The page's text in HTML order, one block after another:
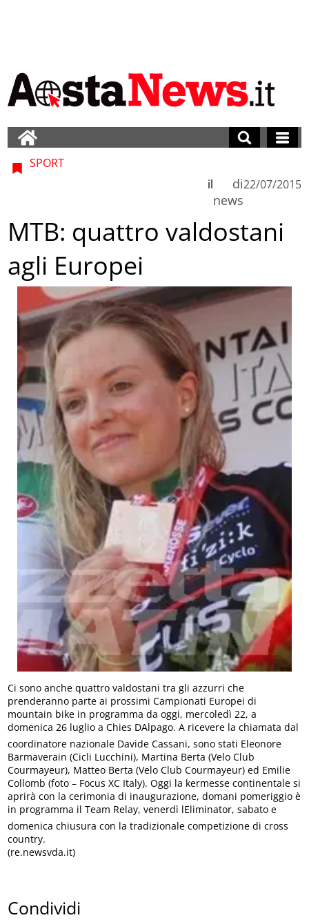
SPORT
di
news
il 22/07/2015
MTB: quattro valdostani
agli Europei
Ci sono anche quattro valdostani tra gli azzurri che
prenderanno parte ai prossimi Campionati Europei di
mountain bike in programma da oggi, mercoledì 22, a
domenica 26 luglio a Chies DAlpago. A ricevere la chiamata dal
coordinatore nazionale Davide Cassani, sono stati Eleonore
Barmaverain (Cicli Lucchini), Martina Berta (Velo Club
Courmayeur), Matteo Berta (Velo Club Courmayeur) ed Emilie
Collomb (foto – Focus XC Italy). Oggi la kermesse continentale si
aprirà con la cerimonia di inaugurazione, domani pomeriggio è
in programma il Team Relay, venerdì lEliminator, sabato e
domenica chiusura con la tradizionale competizione di cross
country.
(re.newsvda.it)
Condividi